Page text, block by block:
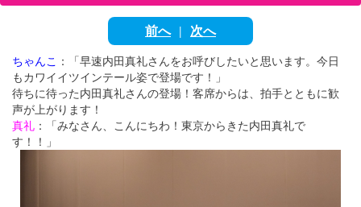
English
ภาษาไทย
tiéng Viêt
Bahasa Indonesia
前へ| 次へ
ちゃんこ ：「早速内田真礼さんをお呼びしたいと思います。今日
もカワイイツインテール姿で登場です！」
待ちに待った内田真礼さんの登場！客席からは、拍手とともに歓
声が上がります！
真礼 ：「みなさん、こんにちわ！東京からきた内田真礼で
す！！」